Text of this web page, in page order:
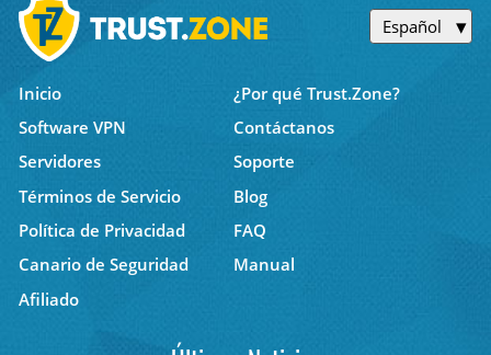
Español
Inicio
¿Por qué Trust.Zone?
Software VPN
Contáctanos
Servidores
Soporte
Términos de Servicio
Blog
Política de Privacidad
FAQ
Canario de Seguridad
Manual
Afiliado